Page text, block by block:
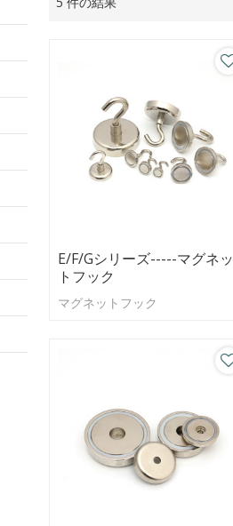
E/F/Gシリーズ-----マグネッ
トフック
マグネットフック